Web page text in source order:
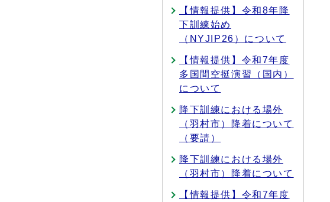
【情報提供】令和8年降
下訓練始め
（NYJIP26）について
【情報提供】令和7年度
多国間空挺演習（国内）
について
降下訓練における場外
（羽村市）降着について
（要請）
降下訓練における場外
（羽村市）降着について
【情報提供】令和7年度